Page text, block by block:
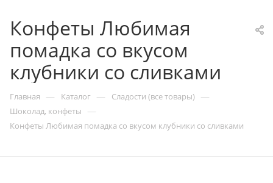
Конфеты Любимая
помадка со вкусом
клубники со сливками
Главная — Каталог — Сладости (все товары) —
Шоколад, конфеты —
Конфеты Любимая помадка со вкусом клубники со сливками